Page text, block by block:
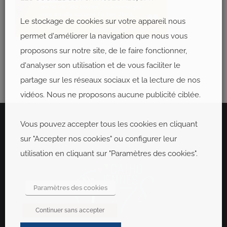
Le stockage de cookies sur votre appareil nous
permet d'améliorer la navigation que nous vous
proposons sur notre site, de le faire fonctionner,
d'analyser son utilisation et de vous faciliter le
partage sur les réseaux sociaux et la lecture de nos
vidéos. Nous ne proposons aucune publicité ciblée.
Vous pouvez accepter tous les cookies en cliquant
sur "Accepter nos cookies" ou configurer leur
utilisation en cliquant sur "Paramètres des cookies".
Paramètres des cookies
Continuer sans accepter